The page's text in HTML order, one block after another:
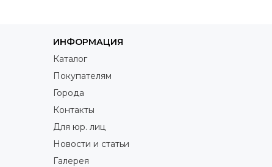
ИНФОРМАЦИЯ
Каталог
Покупателям
Города
Контакты
Для юр. лиц
Новости и статьи
Галерея